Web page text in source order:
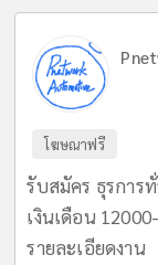
โฆษณาฟรี
รับสมัคร ธุรการ
เงินเดือน
รายละเอียดงาน